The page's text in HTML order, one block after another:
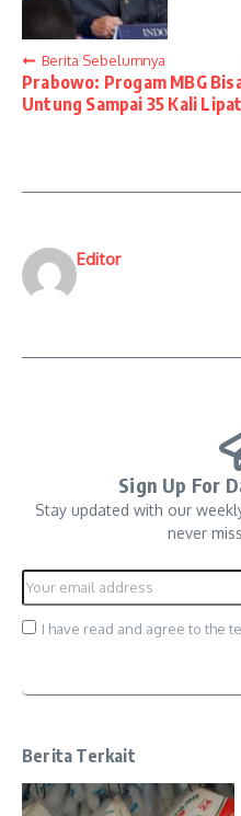
Berita Sebelumnya
Prabowo: Progam MBG
Untung Sampai 35 Kali Lipat
Editor
Sign Up For
Stay updated with our
never
I have read and agree to the
Berita Terkait